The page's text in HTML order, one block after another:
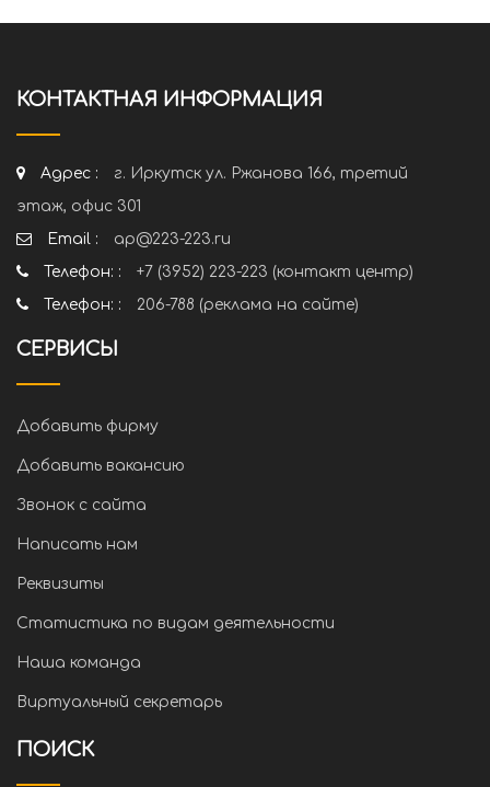
КОНТАКТНАЯ ИНФОРМАЦИЯ
Адрес :
г. Иркутск ул. Ржанова 166, третий
этаж, офис 301
Email :
ap@223-223.ru
Телефон: :
+7 (3952) 223-223 (контакт центр)
Телефон: :
206-788 (реклама на сайте)
СЕРВИСЫ
Добавить фирму
Добавить вакансию
Звонок с сайта
Написать нам
Реквизиты
Статистика по видам деятельности
Наша команда
Виртуальный секретарь
ПОИСК